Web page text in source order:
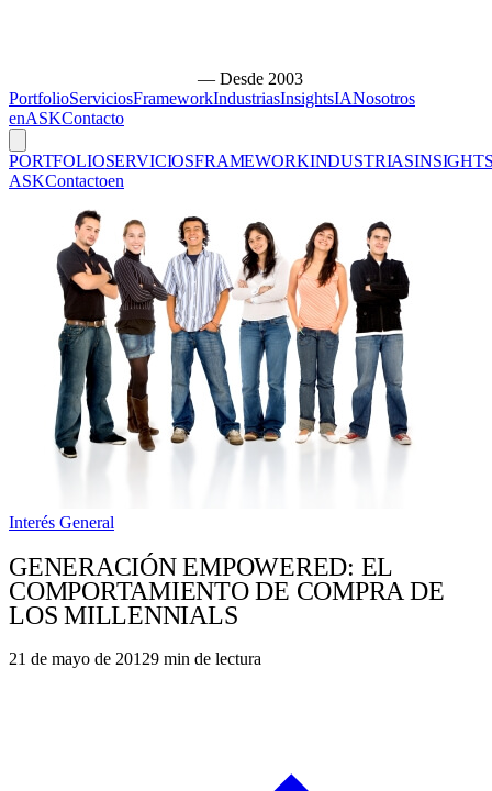
— Desde 2003
PortfolioServiciosFrameworkIndustriasInsightsIANosotros
enASKContacto
PORTFOLIOSERVICIOSFRAMEWORKINDUSTRIAS
ASKContactoen
Interés General
GENERACIÓN EMPOWERED: EL
COMPORTAMIENTO DE COMPRA DE
LOS MILLENNIALS
21 de mayo de 20129 min de lectura